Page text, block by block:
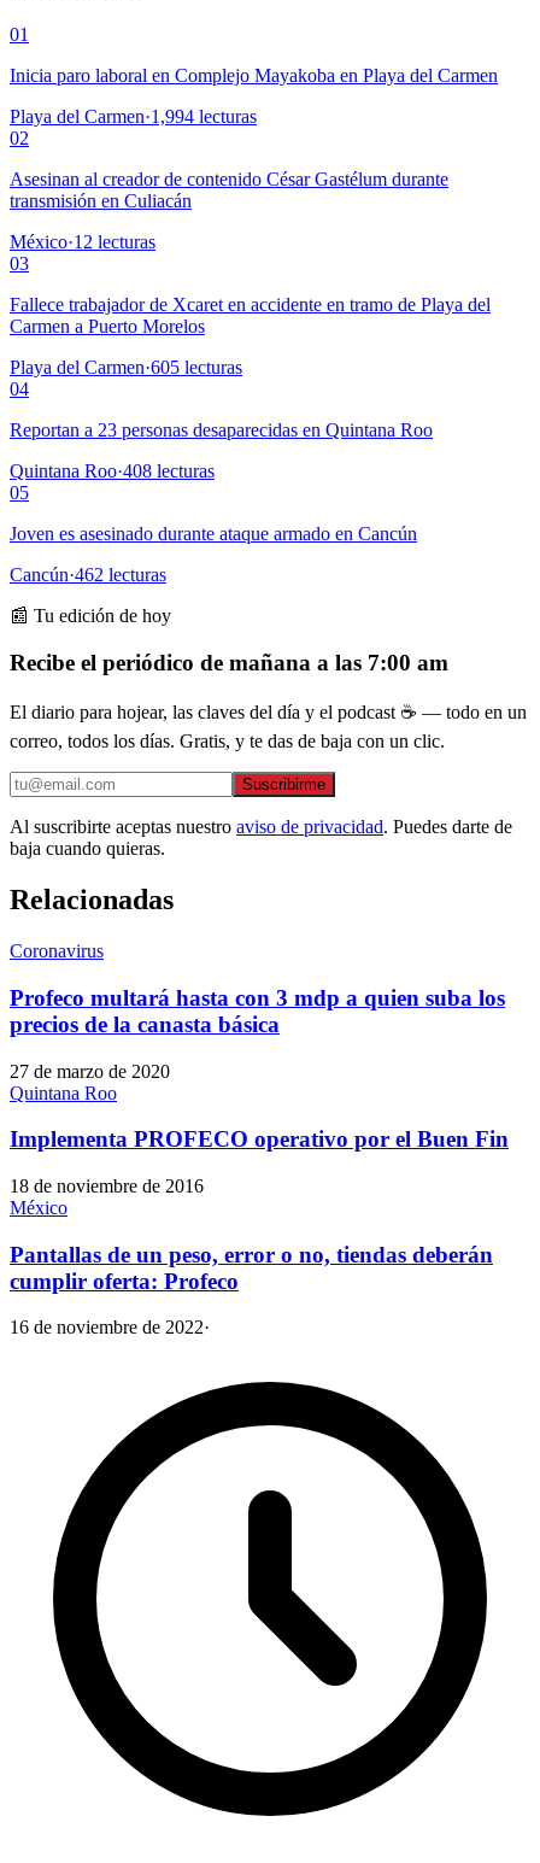
01
Inicia paro laboral en Complejo Mayakoba en Playa del Carmen
Playa del Carmen·1,994 lecturas
02
Asesinan al creador de contenido César Gastélum durante
transmisión en Culiacán
México·12 lecturas
03
Fallece trabajador de Xcaret en accidente en tramo de Playa del
Carmen a Puerto Morelos
Playa del Carmen·605 lecturas
04
Reportan a 23 personas desaparecidas en Quintana Roo
Quintana Roo·408 lecturas
05
Joven es asesinado durante ataque armado en Cancún
Cancún·462 lecturas
📰 Tu edición de hoy
Recibe el periódico de mañana a las 7:00 am
El diario para hojear, las claves del día y el podcast ☕ — todo en un
correo, todos los días. Gratis, y te das de baja con un clic.
Suscribirme
Al suscribirte aceptas nuestro aviso de privacidad. Puedes darte de
baja cuando quieras.
Relacionadas
Coronavirus
Profeco multará hasta con 3 mdp a quien suba los
precios de la canasta básica
27 de marzo de 2020
Quintana Roo
Implementa PROFECO operativo por el Buen Fin
18 de noviembre de 2016
México
Pantallas de un peso, error o no, tiendas deberán
cumplir oferta: Profeco
16 de noviembre de 2022·